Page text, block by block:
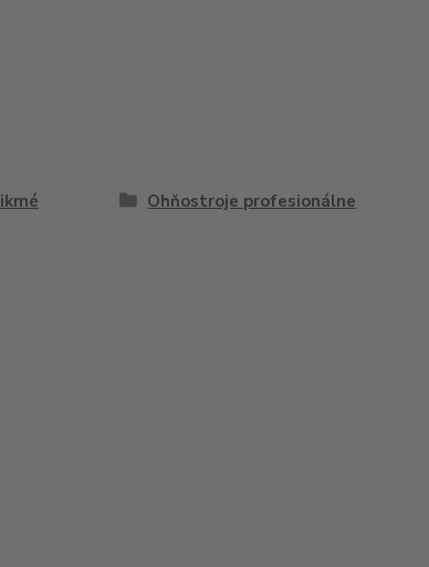
Ohňostroje profesionálne